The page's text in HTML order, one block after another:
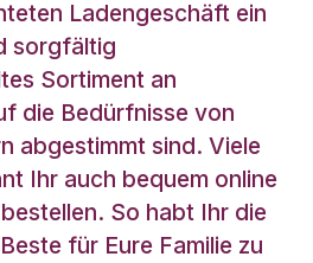
Ladengeschäft ein
sorgfältig
Sortiment an
die Bedürfnisse von
abgestimmt sind. Viele
Ihr auch bequem online
So habt Ihr die
für Eure Familie zu